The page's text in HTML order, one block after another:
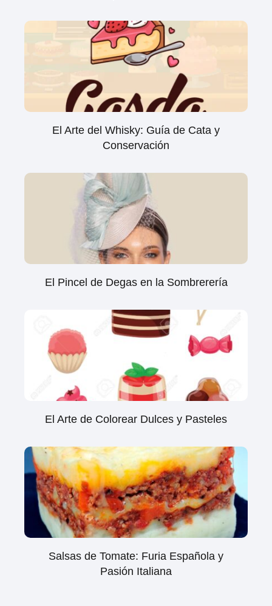
El Arte del Whisky: Guía de Cata y
Conservación
El Pincel de Degas en la Sombrerería
El Arte de Colorear Dulces y Pasteles
Salsas de Tomate: Furia Española y
Pasión Italiana